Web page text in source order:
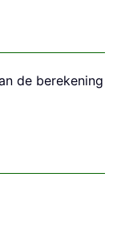
de berekening